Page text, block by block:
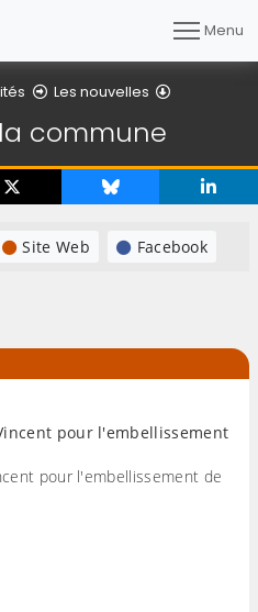
Menu
Les nouvelles
commune
Site Web Facebook
pour l'embellissement
pour l'embellissement de